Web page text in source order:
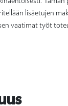
lisäetujen
vaatimat työt